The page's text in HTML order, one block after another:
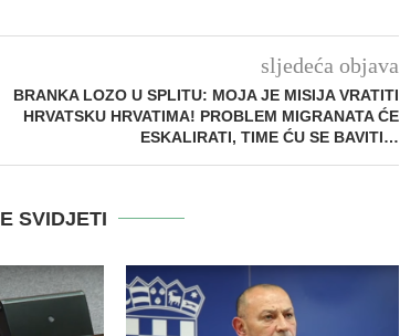
sljedeća objava
BRANKA LOZO U SPLITU: MOJA JE MISIJA VRATITI
HRVATSKU HRVATIMA! PROBLEM MIGRANATA ĆE
ESKALIRATI, TIME ĆU SE BAVITI…
SVIDJETI